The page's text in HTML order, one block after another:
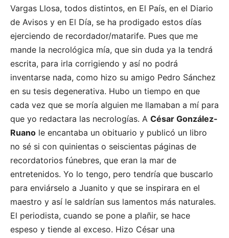
Vargas Llosa, todos distintos, en El País, en el Diario
de Avisos y en El Día, se ha prodigado estos días
ejerciendo de recordador/matarife. Pues que me
mande la necrológica mía, que sin duda ya la tendrá
escrita, para irla corrigiendo y así no podrá
inventarse nada, como hizo su amigo Pedro Sánchez
en su tesis degenerativa. Hubo un tiempo en que
cada vez que se moría alguien me llamaban a mí para
que yo redactara las necrologías. A César González-
Ruano le encantaba un obituario y publicó un libro
no sé si con quinientas o seiscientas páginas de
recordatorios fúnebres, que eran la mar de
entretenidos. Yo lo tengo, pero tendría que buscarlo
para enviárselo a Juanito y que se inspirara en el
maestro y así le saldrían sus lamentos más naturales.
El periodista, cuando se pone a plañir, se hace
espeso y tiende al exceso. Hizo César una